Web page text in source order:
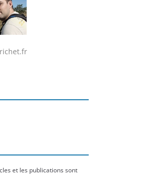
et les publications sont